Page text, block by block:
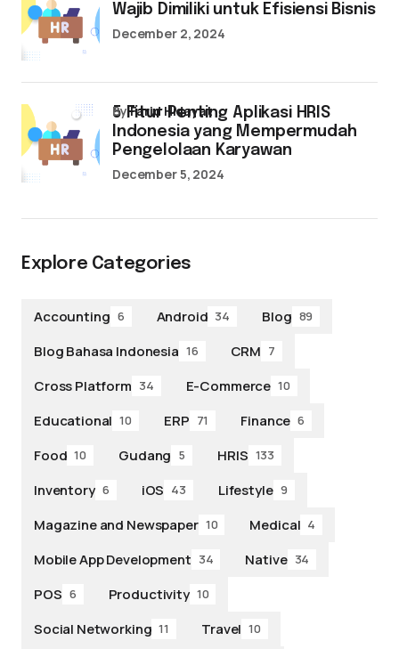
Wajib Dimiliki untuk Efisiensi Bisnis
December 2, 2024
5 Fitur Penting Aplikasi HRIS
Indonesia yang Mempermudah
Pengelolaan Karyawan
byFarid Hidayat
December 5, 2024
Explore Categories
Accounting 6 Android 34 Blog 89
Blog Bahasa Indonesia 16 CRM 7
Cross Platform 34 E-Commerce 10
Educational 10 ERP 71 Finance 6
Food 10 Gudang 5 HRIS 133
Inventory 6 iOS 43 Lifestyle 9
Magazine and Newspaper 10 Medical 4
Mobile App Development 34 Native 34
POS 6 Productivity 10
Social Networking 11 Travel 10